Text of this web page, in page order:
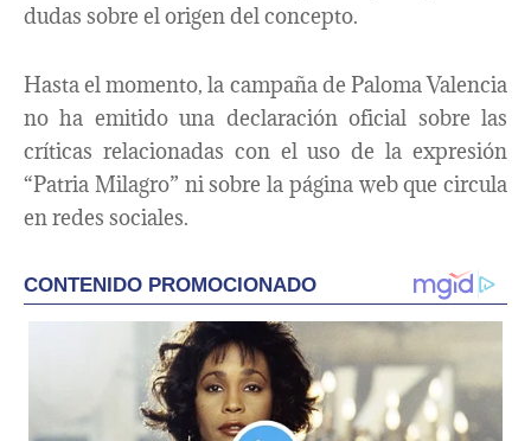
dudas sobre el origen del concepto.
Hasta el momento, la campaña de Paloma Valencia
no ha emitido una declaración oficial sobre las
críticas relacionadas con el uso de la expresión
“Patria Milagro” ni sobre la página web que circula
en redes sociales.